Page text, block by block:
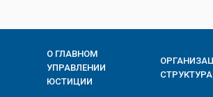
О ГЛАВНОМ
УПРАВЛЕНИИ
ЮСТИЦИИ
СТРУКТУРА